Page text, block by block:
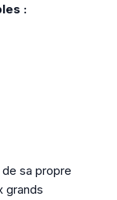
:
sa propre
grands